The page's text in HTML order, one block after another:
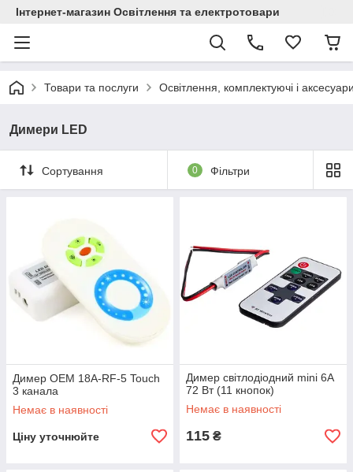
Інтернет-магазин Освітлення та електротовари
Товари та послуги Освітлення, комплектуючі і
Димери LED
Сортування 0 Фільтри
Димер OEM 18A-RF-5 Touch
3 канала
Немає в наявності
Ціну уточнюйте
Димер світлодіодний mini 6А
72 Вт (11 кнопок)
Немає в наявності
115 ₴